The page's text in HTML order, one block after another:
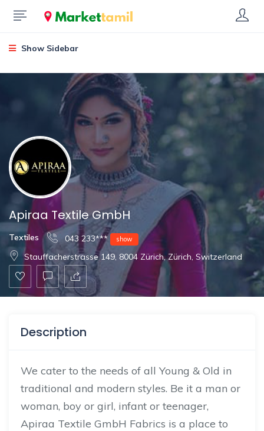
Show Sidebar
Apiraa Textile GmbH
Textiles 043 233*** show
Stauffacherstrasse 149, 8004 Zürich, Zürich, Switzerland
Description
We cater to the needs of all Young & Old in
traditional and modern styles. Be it a man or
woman, boy or girl, infant or teenager,
Apiraa Textile GmbH Fabrics is a place to